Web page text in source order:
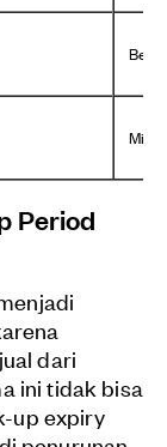
Period
dari
ini tidak bisa
up expiry